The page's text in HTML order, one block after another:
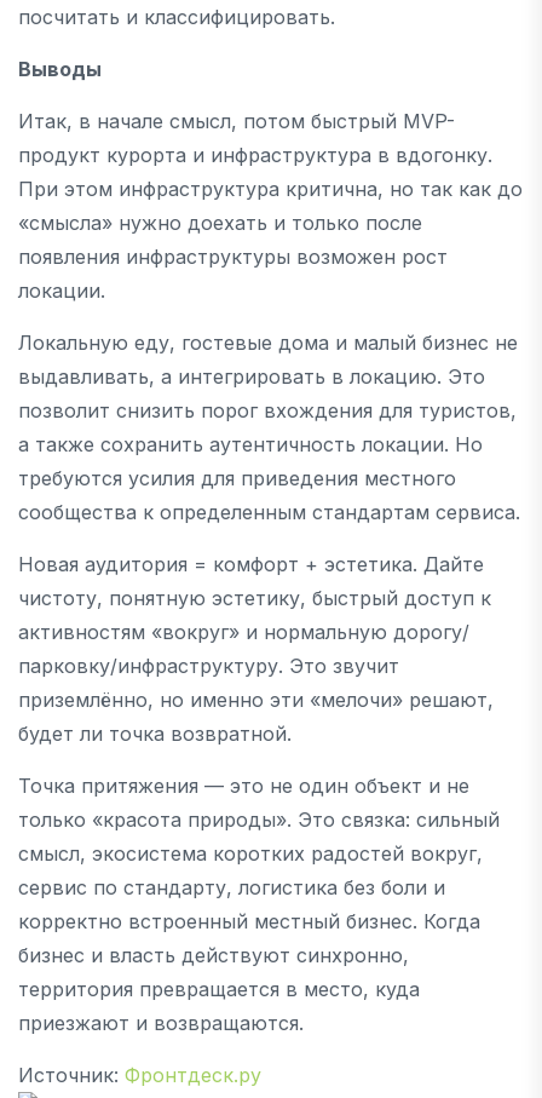
посчитать и классифицировать.
Выводы
Итак, в начале смысл, потом быстрый MVP-
продукт курорта и инфраструктура в вдогонку.
При этом инфраструктура критична, но так как до
«смысла» нужно доехать и только после
появления инфраструктуры возможен рост
локации.
Локальную еду, гостевые дома и малый бизнес не
выдавливать, а интегрировать в локацию. Это
позволит снизить порог вхождения для туристов,
а также сохранить аутентичность локации. Но
требуются усилия для приведения местного
сообщества к определенным стандартам сервиса.
Новая аудитория = комфорт + эстетика. Дайте
чистоту, понятную эстетику, быстрый доступ к
активностям «вокруг» и нормальную дорогу/
парковку/инфраструктуру. Это звучит
приземлённо, но именно эти «мелочи» решают,
будет ли точка возвратной.
Точка притяжения — это не один объект и не
только «красота природы». Это связка: сильный
смысл, экосистема коротких радостей вокруг,
сервис по стандарту, логистика без боли и
корректно встроенный местный бизнес. Когда
бизнес и власть действуют синхронно,
территория превращается в место, куда
приезжают и возвращаются.
Источник: Фронтдеск.ру